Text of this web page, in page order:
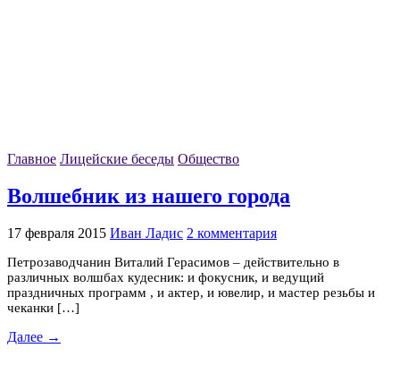
Главное Лицейские беседы Общество
Волшебник из нашего города
17 февраля 2015 Иван Ладис 2 комментария
Петрозаводчанин Виталий Герасимов – действительно в
различных волшбах кудесник: и фокусник, и ведущий
праздничных программ , и актер, и ювелир, и мастер резьбы и
чеканки […]
Далее →